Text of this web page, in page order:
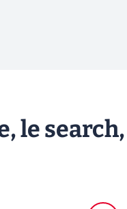
le search,